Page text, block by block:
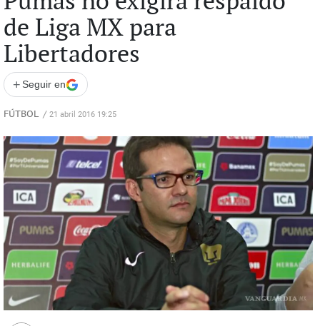
de Liga MX para
Libertadores
+ Seguir en
FÚTBOL / 21 abril 2016 19:25